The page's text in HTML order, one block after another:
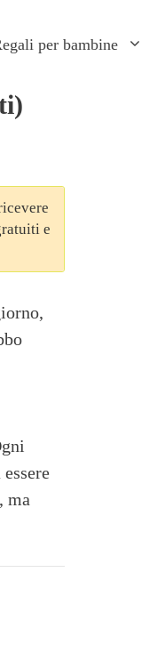
per bambine
e
ma